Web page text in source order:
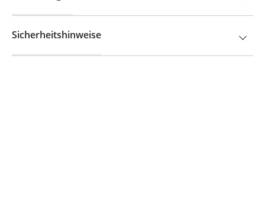
Sicherheitshinweise